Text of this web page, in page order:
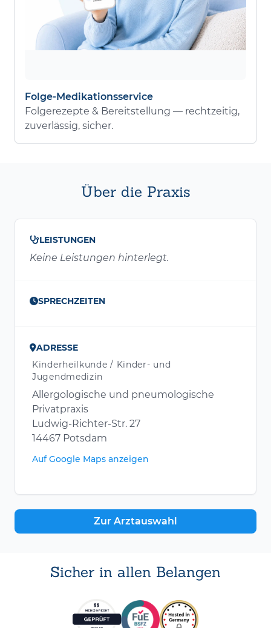
Folge-Medikationsservice
Folgerezepte & Bereitstellung — rechtzeitig,
zuverlässig, sicher.
Über die Praxis
LEISTUNGEN
Keine Leistungen hinterlegt.
SPRECHZEITEN
ADRESSE
Kinderheilkunde / Kinder- und
Jugendmedizin
Allergologische und pneumologische
Privatpraxis
Ludwig-Richter-Str. 27
14467 Potsdam
Auf Google Maps anzeigen
Zur Arztauswahl
Sicher in allen Belangen